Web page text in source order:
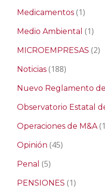
Medicamentos (1)
Medio Ambiental (1)
MICROEMPRESAS (2)
Noticias (188)
Nuevo Reglamento
Observatorio Estatal
Operaciones de M&A
Opinión (45)
Penal (5)
PENSIONES (1)